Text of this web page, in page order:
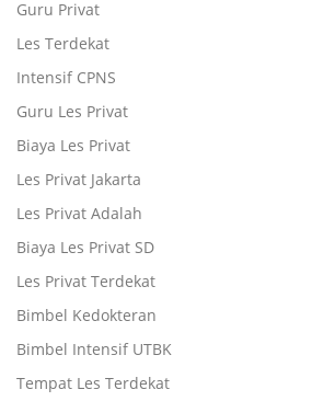
Guru Privat
Les Terdekat
Intensif CPNS
Guru Les Privat
Biaya Les Privat
Les Privat Jakarta
Les Privat Adalah
Biaya Les Privat SD
Les Privat Terdekat
Bimbel Kedokteran
Bimbel Intensif UTBK
Tempat Les Terdekat